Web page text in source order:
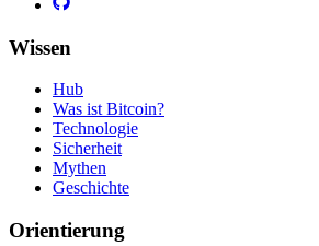
Wissen
Hub
Was ist Bitcoin?
Technologie
Sicherheit
Mythen
Geschichte
Orientierung